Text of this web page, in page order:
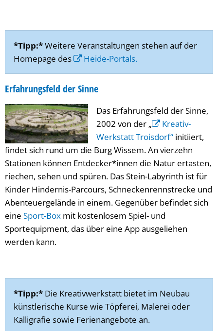
*Tipp:*Weitere Veranstaltungen stehen auf der
Homepage des
Heide-Portals.
Erfahrungsfeld der Sinne
Das Erfahrungsfeld der Sinne,
2002 von der „
Kreativ-
Werkstatt Troisdorf“ initiiert,
findet sich rund um die Burg Wissem. An vierzehn
Stationen können Entdecker*innen die Natur ertasten,
riechen, sehen und spüren. Das Stein-Labyrinth ist für
Kinder Hindernis-Parcours, Schneckenrennstrecke und
Abenteuergelände in einem. Gegenüber befindet sich
eine Sport-Box mit kostenlosem Spiel- und
Sportequipment, das über eine App ausgeliehen
werden kann.
*Tipp:* Die Kreativwerkstatt bietet im Neubau
künstlerische Kurse wie Töpferei, Malerei oder
Kalligrafie sowie Ferienangebote an.